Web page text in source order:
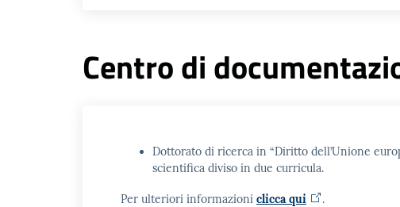
Centro di
Dottorato di ricerca in “Diritto dell’Unione
scientifica diviso in due curricula.
Per ulteriori informazioni clicca qui .